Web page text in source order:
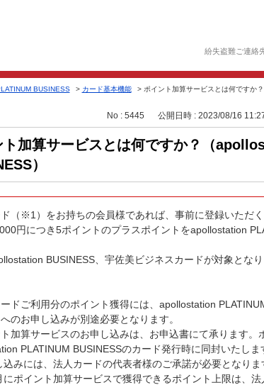
紛失盗難ご連絡
BUSINESS > カード基本機能 > ポイント加算サービスとは何ですか
No : 5445 公開日時 : 2023/08/16
ト加算サービスとは何ですか？（
）
（※1）をお持ちの会員様であれば、事前に登録いただ
円につき5ポイントのプラスポイントをapollostation
BUSINESS、宇佐美ビジネスカードが対象となり
ドご利用分のポイント獲得には、apollostation
のお申し込みが別途必要となります。
加算サービスのお申し込みは、お申込書にて承ります。
PLATINUM BUSINESSのカード発行時に同封いたしま
みには、法人カードの代表者様のご承諾が必要となりま
ポイント加算サービスで獲得できるポイント上限は、